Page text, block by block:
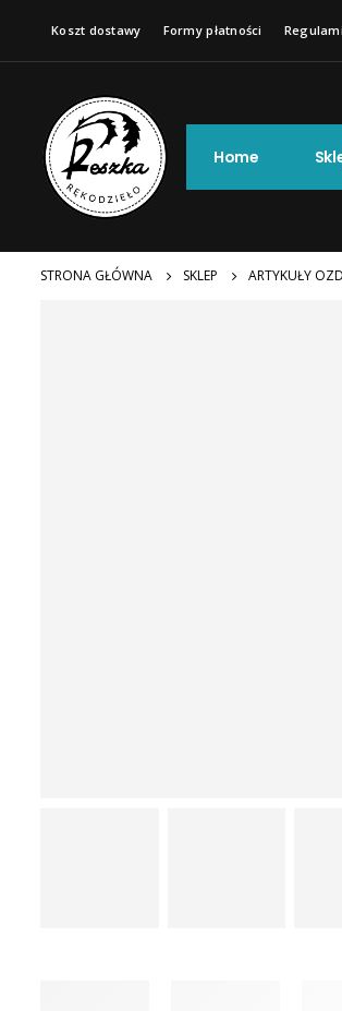
Koszt dostawy Formy płatności
Home
STRONA GŁÓWNA SKLEP ARTYKUŁY